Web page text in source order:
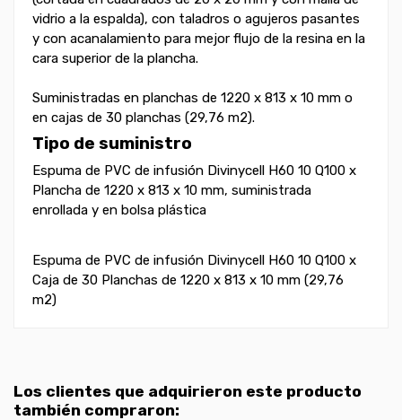
vidrio a la espalda), con taladros o agujeros pasantes
y con acanalamiento para mejor flujo de la resina en la
cara superior de la plancha.
Suministradas en planchas de 1220 x 813 x 10 mm o
en cajas de 30 planchas (29,76 m2).
Tipo de suministro
Espuma de PVC de infusión Divinycell H60 10 Q100 x
Plancha de 1220 x 813 x 10 mm, suministrada
enrollada y en bolsa plástica
Espuma de PVC de infusión Divinycell H60 10 Q100 x
Caja de 30 Planchas de 1220 x 813 x 10 mm (29,76
m2)
Los clientes que adquirieron este producto
también compraron: